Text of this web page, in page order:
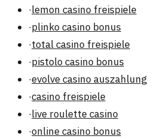
·lemon casino freispiele
·plinko casino bonus
·total casino freispiele
·pistolo casino bonus
·evolve casino auszahlung
·casino freispiele
·live roulette casino
·online casino bonus